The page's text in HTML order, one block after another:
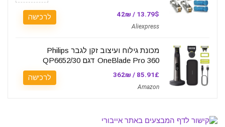
13.79$ / 42₪
Aliexpress
לרכישה
מכונת גילוח ועיצוב זקן לגבר Philips
OneBlade Pro 360 דגם QP6652/30
85.91£ / 362₪
Amazon
לרכישה